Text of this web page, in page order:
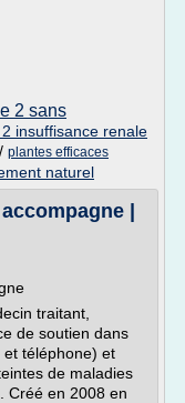
2 sans
insuffisance renale
/ plantes efficaces
naturel
|
traitant,
de soutien dans
téléphone) et
de maladies
Créé en 2008 en